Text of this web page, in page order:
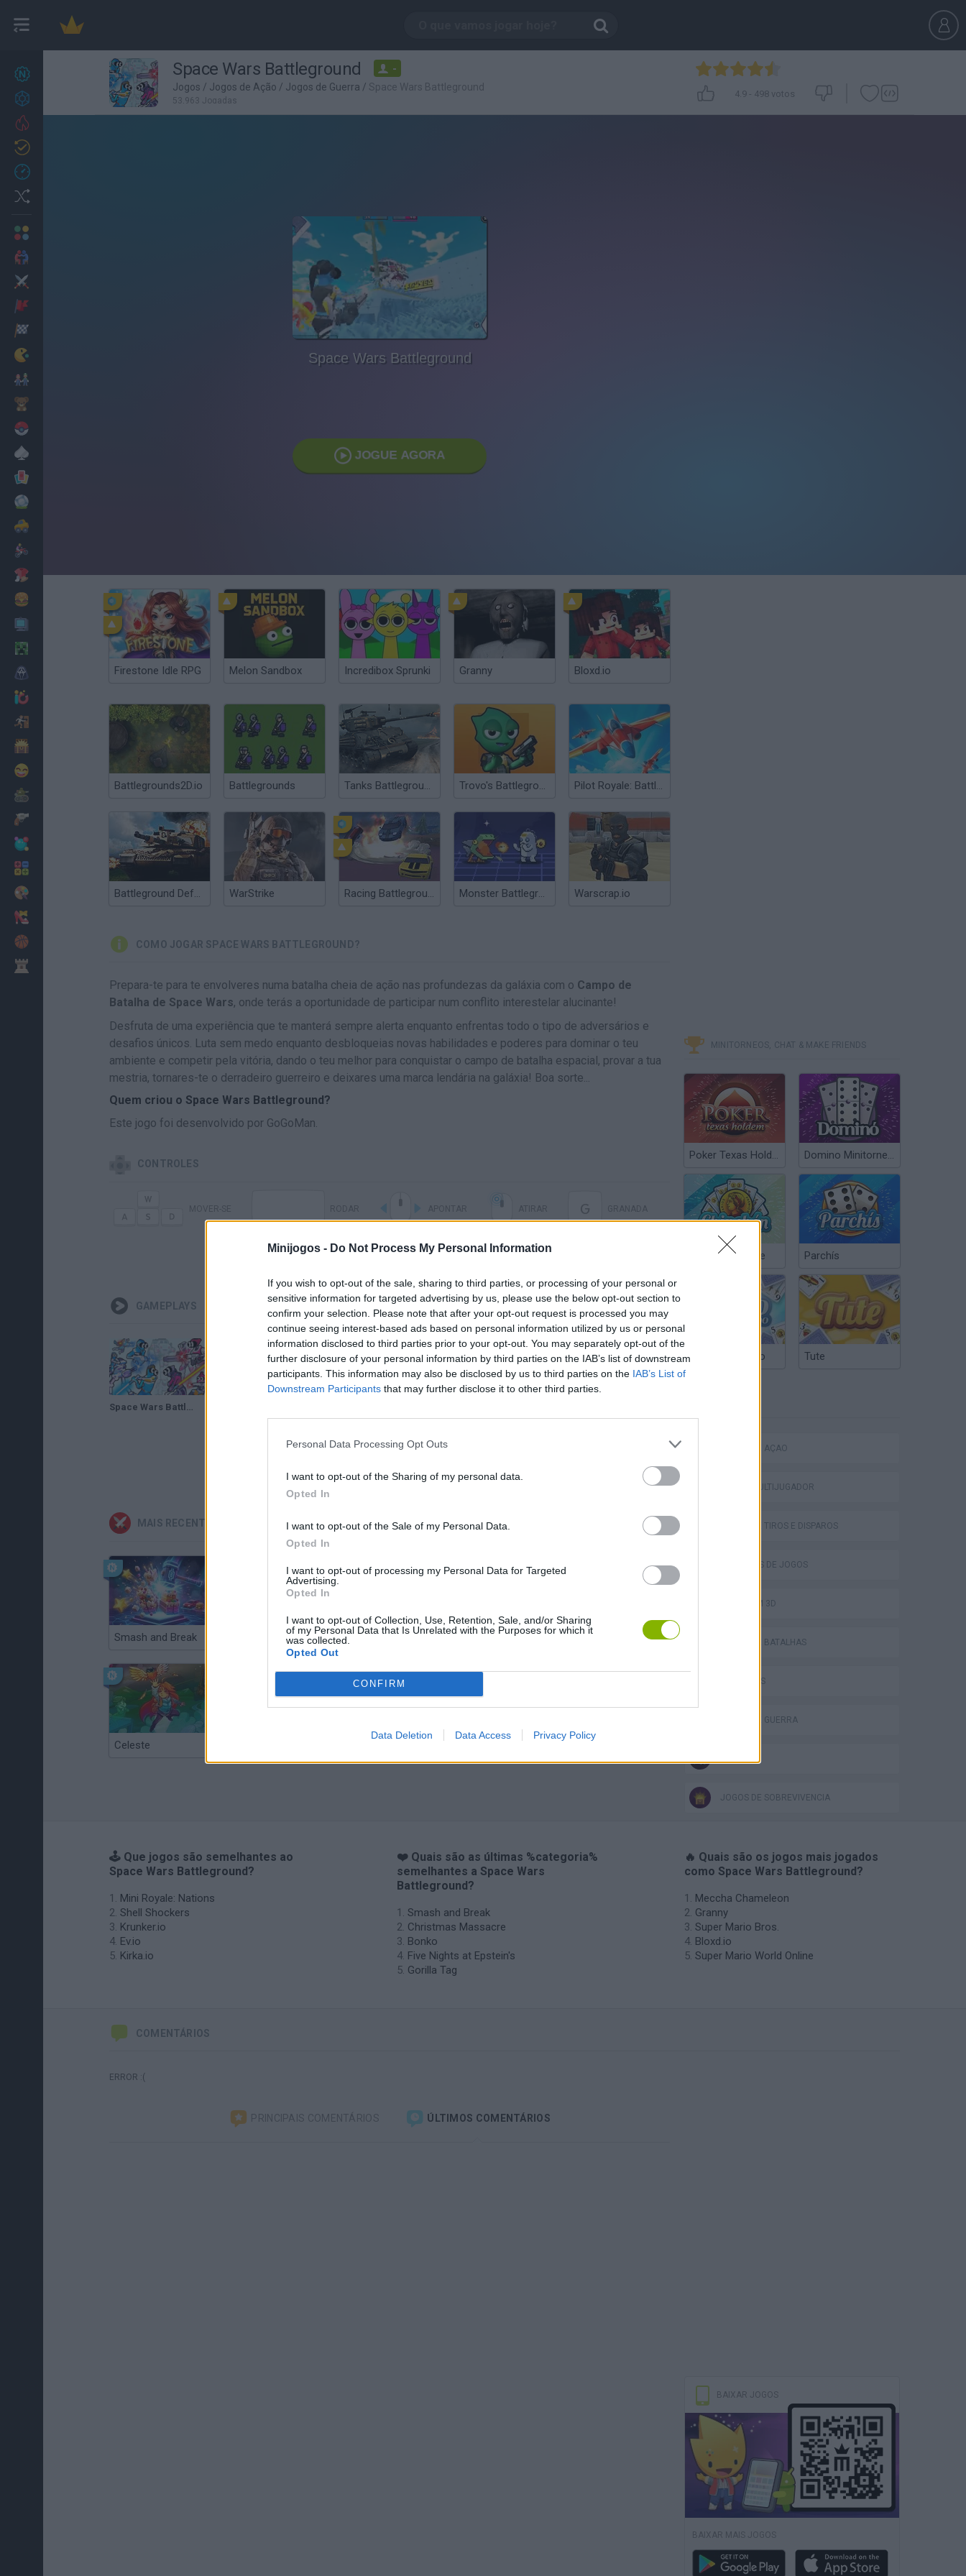
Minijogos - Do Not Process My Personal Information
If you wish to opt-out of the sale, sharing to third parties, or processing of your personal or
sensitive information for targeted advertising by us, please use the below opt-out section to
confirm your selection. Please note that after your opt-out request is processed you may
continue seeing interest-based ads based on personal information utilized by us or personal
information disclosed to third parties prior to your opt-out. You may separately opt-out of the
further disclosure of your personal information by third parties on the IAB’s list of downstream
participants. This information may also be disclosed by us to third parties on the IAB’s List of
Downstream Participants that may further disclose it to other third parties.
Personal Data Processing Opt Outs
I want to opt-out of the Sharing of my personal data.
Opted In
I want to opt-out of the Sale of my Personal Data.
Opted In
I want to opt-out of processing my Personal Data for Targeted
Advertising.
Opted In
I want to opt-out of Collection, Use, Retention, Sale, and/or Sharing
of my Personal Data that Is Unrelated with the Purposes for which it
was collected.
Opted Out
CONFIRM
Data Deletion Data Access Privacy Policy
27
Vestir
Space Wars Battleground -
Jogos / Jogos de Ação / Jogos de Guerra / Space Wars Battleground
53,963 Jogadas
4.9 - 498 votos
Space Wars Battleground
JOGUE AGORA
Firestone Idle RPG Melon Sandbox Incredibox Sprunki Granny Bloxd.io
Battlegrounds2D.io Battlegrounds Tanks Battleground Trovo's Battlegrounds Pilot Royale: Battlegrounds
Battleground Defense WarStrike Racing Battlegrounds Monster Battlegrounds Warscrap.io
COMO JOGAR SPACE WARS BATTLEGROUND?
Prepara-te para te envolveres numa batalha cheia de ação nas profundezas da galáxia com o Campo de
Batalha de Space Wars, onde terás a oportunidade de participar num conflito interestelar alucinante!
Desfruta de uma experiência que te manterá sempre alerta enquanto enfrentas todo o tipo de adversários e
desafios únicos. Luta sem medo enquanto desbloqueias novas habilidades e poderes para dominar o teu
ambiente e competir pela vitória, dando o teu melhor para conquistar o campo de batalha espacial, provar a tua
mestria, tornares-te o derradeiro guerreiro e deixares uma marca lendária na galáxia! Boa sorte...
Quem criou o Space Wars Battleground?
Este jogo foi desenvolvido por GoGoMan.
CONTROLES
G
R RECARREGAR Q JETPACK
GAMEPLAYS
Space Wars Battleground Gameplay
MAIS RECENTES JOGOS DE AÇÃO
Smash and Break Christmas Massacre Bonko Five Nights at Epstein's Gorilla Tag
Celeste BFDI: Branches
MINITORNEOS, CHAT & MAKE FRIENDS
Poker Texas Hold’em Domino Minitorneos
Chinchón Online Parchís
Truco Argentino Tute
JOGOS DE AÇÃO
JOGOS MULTIJUGADOR
JOGOS DE TIROS E DISPAROS
COLEÇÕES DE JOGOS
JOGOS EM 3D
JOGOS DE BATALHAS
JOGOS FPS
JOGOS DE GUERRA
JOGOS .IO
JOGOS DE SOBREVIVÊNCIA
🕹️ Que jogos são semelhantes ao
Space Wars Battleground?
Mini Royale: Nations
Shell Shockers
Krunker.io
Ev.io
Kirka.io
❤️ Quais são as últimas %categoria%
semelhantes a Space Wars
Battleground?
Smash and Break
Christmas Massacre
Bonko
Five Nights at Epstein's
Gorilla Tag
🔥 Quais são os jogos mais jogados
como Space Wars Battleground?
Meccha Chameleon
Granny
Super Mario Bros.
Bloxd.io
Super Mario World Online
COMENTÁRIOS
ERROR :(
PRINCIPAIS COMENTÁRIOS ÚLTIMOS COMENTÁRIOS
BAIXAR JOGOS
BAIXAR MAIS JOGOS